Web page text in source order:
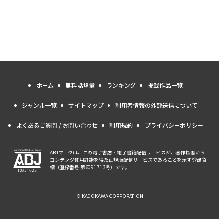
ホーム 無料話増量 ランキング 掲載作品一覧
ジャンル一覧 サイトマップ 利用者情報の外部送信について
よくあるご質問 / お問い合わせ 利用規約 プライバシーポリシー
ABJマークは、この電子書店・電子書籍配信サービスが、著作権者から
コンテンツ使用許諾を得た正規版配信サービスであることを示す登録商
標（登録番号 第6091713号）です。
© KADOKAWA CORPORATION